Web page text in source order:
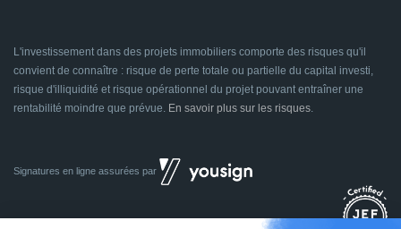
L'investissement dans des projets immobiliers comporte des risques qu'il
convient de connaître : risque de perte totale ou partielle du capital investi,
risque d'illiquidité et risque opérationnel du projet pouvant entraîner une
rentabilité moindre que prévue. En savoir plus sur les risques.
Signatures en ligne assurées par